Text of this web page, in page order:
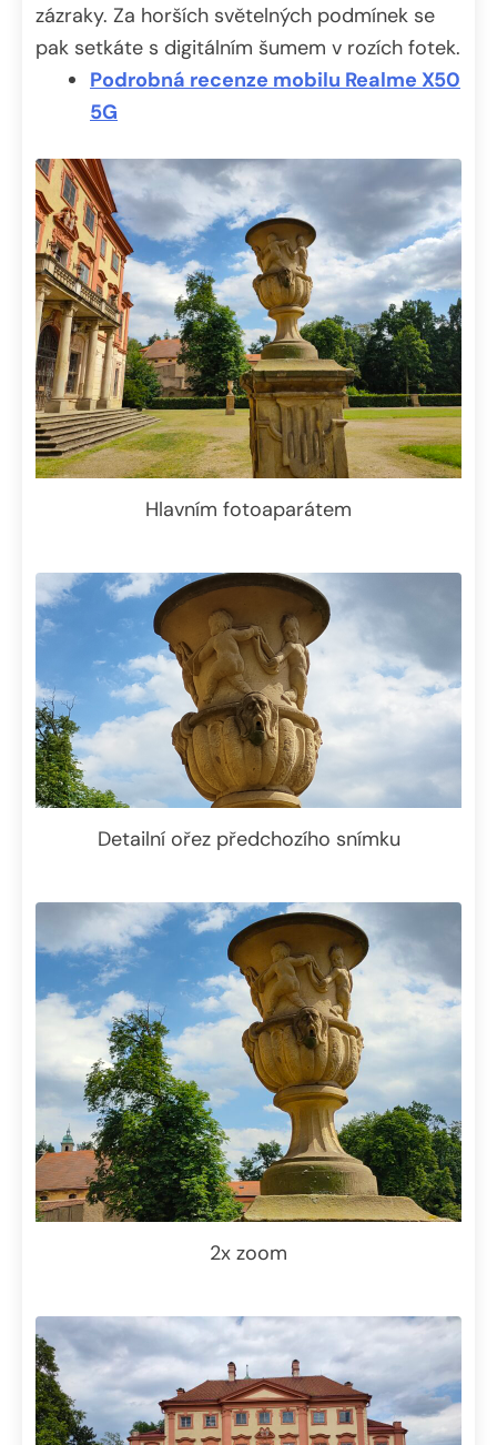
zázraky. Za horších světelných podmínek se
pak setkáte s digitálním šumem v rozích fotek.
Podrobná recenze mobilu Realme X50
5G
Hlavním fotoaparátem
Detailní ořez předchozího snímku
2x zoom